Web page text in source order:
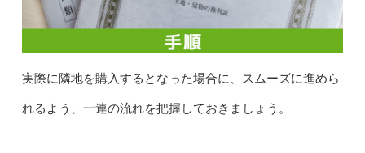
実際に隣地を購入するとなった場合に、スムーズに進めら
れるよう、一連の流れを把握しておきましょう。